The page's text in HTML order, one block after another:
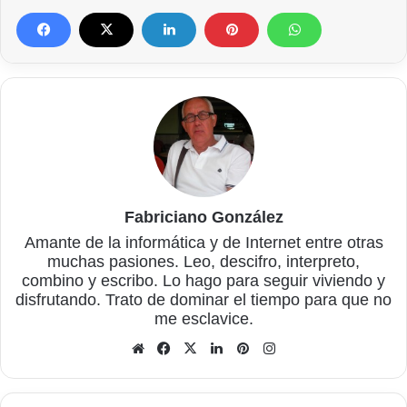
Fabriciano González
Amante de la informática y de Internet entre otras
muchas pasiones. Leo, descifro, interpreto,
combino y escribo. Lo hago para seguir viviendo y
disfrutando. Trato de dominar el tiempo para que no
me esclavice.
Sitio
Facebook
X LinkedInPinterest